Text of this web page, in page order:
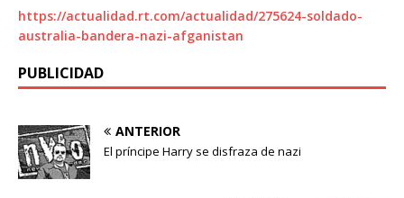
https://actualidad.rt.com/actualidad/275624-soldado-
australia-bandera-nazi-afganistan
PUBLICIDAD
ANTERIOR
El príncipe Harry se disfraza de nazi